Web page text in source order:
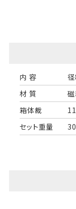
内 容
材 質
磁
箱体裁
セット重量